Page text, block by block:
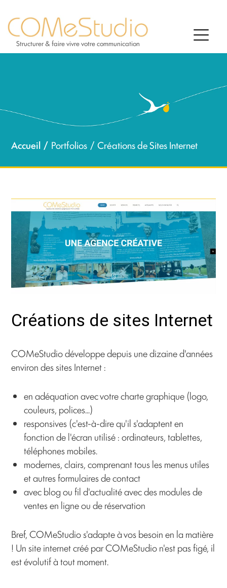
Structurer & faire vivre votre communication
Accueil Portfolios Créations de Sites Internet
Créations de sites Internet
COMeStudio développe depuis une dizaine d'années
environ des sites Internet :
en adéquation avec votre charte graphique (logo,
couleurs, polices...)
responsives (c'est-à-dire qu'il s'adaptent en
fonction de l'écran utilisé : ordinateurs, tablettes,
téléphones mobiles.
modernes, clairs, comprenant tous les menus utiles
et autres formulaires de contact
avec blog ou fil d'actualité avec des modules de
ventes en ligne ou de réservation
Bref, COMeStudio s'adapte à vos besoin en la matière
! Un site internet créé par COMeStudio n'est pas figé, il
est évolutif à tout moment.